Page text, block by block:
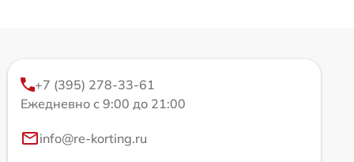
+7 (395) 278-33-61
Ежедневно с 9:00 до 21:00
info@re-korting.ru